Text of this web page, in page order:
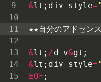
&lt ; div style=
★★自分のアドセン
&lt ; /div&gt ;
&lt ; div style=
EOF ;